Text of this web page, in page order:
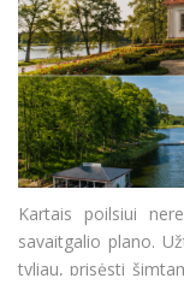
Kartais poilsiui
savaitgalio plano.
tyliau, prisėsti